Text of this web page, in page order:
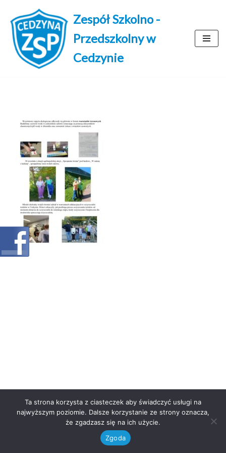
Przejdź
do
treści
Zespół Szkolno -
Przedszkolny w
Cedzynie
| Powered byWordPress
Ta strona korzysta z ciasteczek aby świadczyć usługi na
najwyższym poziomie. Dalsze korzystanie ze strony oznacza,
że zgadzasz się na ich użycie.
Zgoda